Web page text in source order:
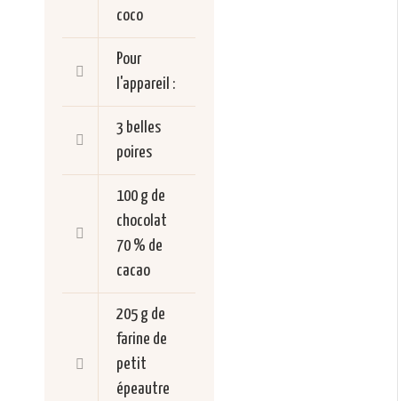
coco
Pour
l'appareil :
3 belles
poires
100 g de
chocolat
70 % de
cacao
205 g de
farine de
petit
épeautre